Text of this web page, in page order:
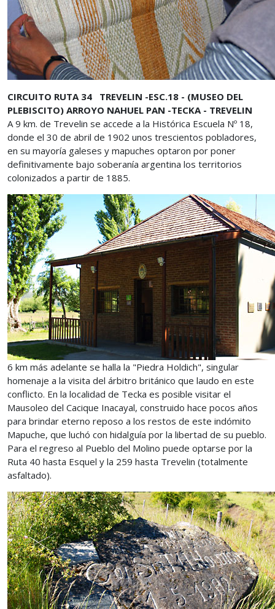
CIRCUITO RUTA 34 TREVELIN -ESC.18 - (MUSEO DEL
PLEBISCITO) ARROYO NAHUEL PAN -TECKA - TREVELIN
A 9 km. de Trevelin se accede a la Histórica Escuela Nº 18,
donde el 30 de abril de 1902 unos trescientos pobladores,
en su mayoría galeses y mapuches optaron por poner
definitivamente bajo soberanía argentina los territorios
colonizados a partir de 1885.
6 km más adelante se halla la "Piedra Holdich", singular
homenaje a la visita del árbitro británico que laudo en este
conflicto. En la localidad de Tecka es posible visitar el
Mausoleo del Cacique Inacayal, construido hace pocos años
para brindar eterno reposo a los restos de este indómito
Mapuche, que luchó con hidalguía por la libertad de su pueblo.
Para el regreso al Pueblo del Molino puede optarse por la
Ruta 40 hasta Esquel y la 259 hasta Trevelin (totalmente
asfaltado).